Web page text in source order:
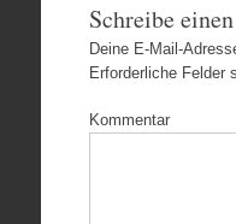
Schreibe
Deine E-Mail-
Erforderliche Felder
Kommentar